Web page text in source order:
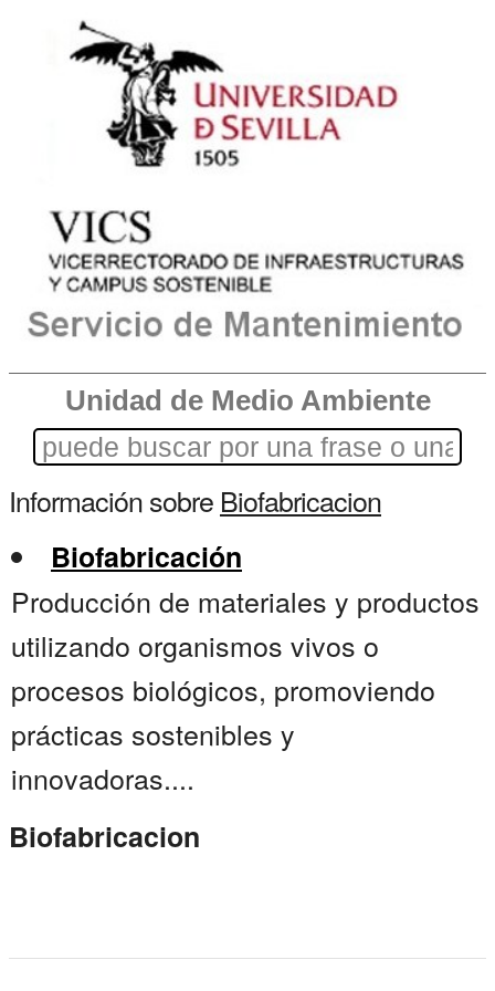
Unidad de Medio Ambiente
Información sobre Biofabricacion
Biofabricación
Producción de materiales y productos
utilizando organismos vivos o
procesos biológicos, promoviendo
prácticas sostenibles y
innovadoras....
Biofabricacion